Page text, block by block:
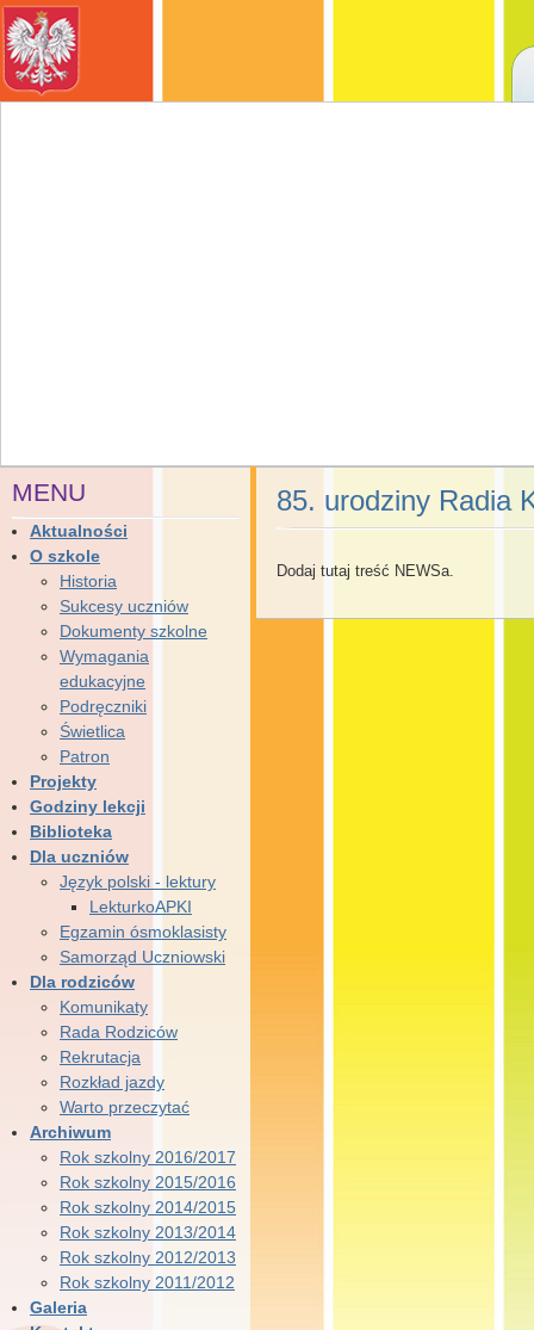
MENU
Aktualności
O szkole
Historia
Sukcesy uczniów
Dokumenty szkolne
Wymagania
edukacyjne
Podręczniki
Świetlica
Patron
Projekty
Godziny lekcji
Biblioteka
Dla uczniów
Język polski - lektury
LekturkoAPKI
Egzamin ósmoklasisty
Samorząd Uczniowski
Dla rodziców
Komunikaty
Rada Rodziców
Rekrutacja
Rozkład jazdy
Warto przeczytać
Archiwum
Rok szkolny 2016/2017
Rok szkolny 2015/2016
Rok szkolny 2014/2015
Rok szkolny 2013/2014
Rok szkolny 2012/2013
Rok szkolny 2011/2012
Galeria
85. urodziny Radia
Dodaj tutaj treść NEWSa.